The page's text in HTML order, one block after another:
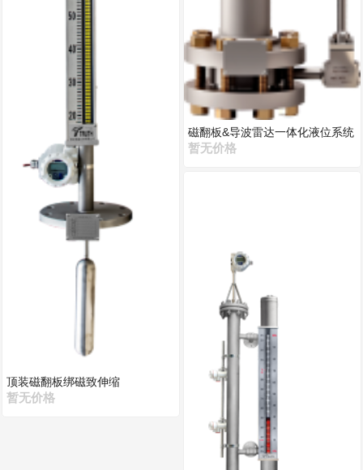
顶装磁翻板绑磁致伸缩
暂无价格
磁翻板&导波雷达一体化液位系统
暂无价格